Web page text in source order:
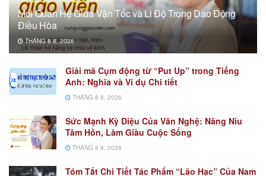
Mối Quan Hệ Giữa Vận Tốc và Li Độ Trong Dao Động
Điều Hòa
THÁNG 8 8, 2026
Giải mã Cụm động từ “Put Up” trong Tiếng
Anh: Nghĩa và Ví dụ Chi tiết
THÁNG 8 8, 2026
Sức Mạnh Kỳ Diệu Của Văn Nghệ: Nâng Niu
Tâm Hồn, Làm Giàu Cuộc Sống
THÁNG 8 8, 2026
Tóm Tắt Chi Tiết Tác Phẩm “Lão Hạc” Của Nam